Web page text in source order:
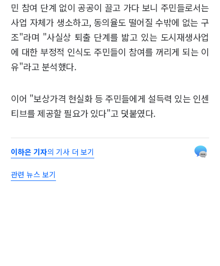
민 참여 단계 없이 공공이 끌고 가다 보니 주민들로서는
사업 자체가 생소하고, 동의율도 떨어질 수밖에 없는 구
조"라며 "사실상 퇴출 단계를 밟고 있는 도시재생사업
에 대한 부정적 인식도 주민들이 참여를 꺼리게 되는 이
유"라고 분석했다.
이어 "보상가격 현실화 등 주민들에게 설득력 있는 인센
티브를 제공할 필요가 있다"고 덧붙였다.
이하은 기자의 기사 더 보기
관련 뉴스 보기